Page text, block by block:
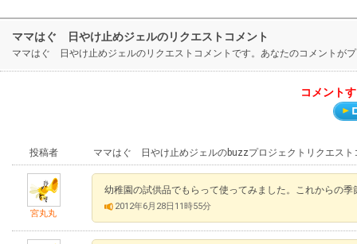
ママはぐ 日やけ止めジェルのリクエストコメント
ママはぐ 日やけ止めジェルのリクエストコメントです。あなたのコメントが
コメント
投稿者 ママはぐ 日やけ止めジェルのbuzzプロジェクトリクエスト
宮丸丸
幼稚園の試供品でもらって使ってみました。これからの季
2012年6月28日11時55分